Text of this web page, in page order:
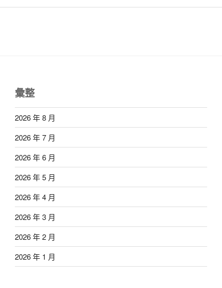
彙整
2026 年 8 月
2026 年 7 月
2026 年 6 月
2026 年 5 月
2026 年 4 月
2026 年 3 月
2026 年 2 月
2026 年 1 月